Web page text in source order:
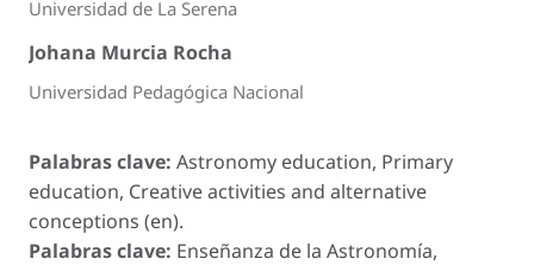
Universidad de La Serena
Johana Murcia Rocha
Universidad Pedagógica Nacional
Palabras clave: Astronomy education, Primary
education, Creative activities and alternative
conceptions (en).
Palabras clave: Enseñanza de la Astronomía,